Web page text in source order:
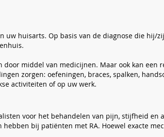
uw huisarts. Op basis van de diagnose die hij/
middel van medicijnen. Maar ook kan een
zorgen: oefeningen, braces, spalken,
activiteiten of op uw werk.
voor het behandelen van pijn, stijfheid en
bij patiënten met RA. Hoewel exacte